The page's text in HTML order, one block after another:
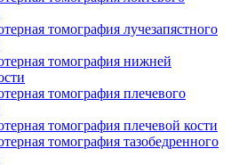
томография лучезапястного
томография нижней
томография плечевого
томография плечевой кости
томография тазобедренного